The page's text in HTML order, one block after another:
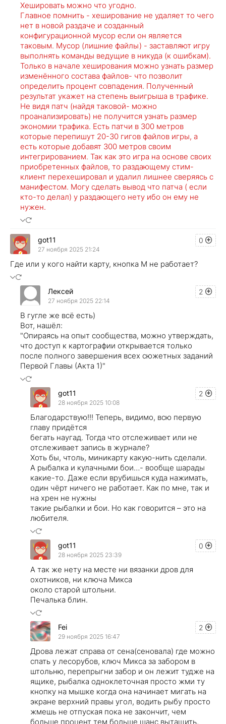
Хешировать можно что угодно.
Главное помнить - хеширование не удаляет то чего
нет в новой раздаче и созданный
конфигурационной мусор если он является
таковым. Мусор (лишние файлы) - заставляют игру
выполнять команды ведущие в никуда (к ошибкам).
Только в начале хеширования можно узнать размер
изменённого состава файлов- что позволит
определить процент совпадения. Полученный
результат укажет на степень выигрыша в трафике.
Не видя патч (найдя таковой- можно
проанализировать) не получится узнать размер
экономии трафика. Есть патчи в 300 метров
которые перепишут 20-30 гигов файлов игры, а
есть которые добавят 300 метров своим
интегрированием. Так как это игра на основе своих
приобретенных файлов, то раздающему стим-
клиент перехешировал и удалил лишнее сверяясь с
манифестом. Могу сделать вывод что патча ( если
кто-то делал) у раздающего нету ибо он ему не
нужен.
0
got11
27 ноября 2025 21:24
Где или у кого найти карту, кнопка М не работает?
2
Лексей
27 ноября 2025 22:14
В гугле же всё есть)
Вот, нашёл:
"Опираясь на опыт сообщества, можно утверждать,
что доступ к картографии открывается только
после полного завершения всех сюжетных заданий
Первой Главы (Акта 1)"
2
got11
28 ноября 2025 10:08
Благодарствую!!! Теперь, видимо, всю первую
главу придётся
бегать наугад. Тогда что отслеживает или не
отслеживает запись в журнале?
Хоть бы, чтоль, миникарту какую-нить сделали.
А рыбалка и кулачными бои…- вообще шарады
какие-то. Даже если врубишься куда нажимать,
один чёрт ничего не работает. Как по мне, так и
на хрен не нужны
такие рыбалки и бои. Но как говорится – это на
любителя.
0
got11
28 ноября 2025 23:39
А так же нету на месте ни вязанки дров для
охотников, ни ключа Микса
около старой штольни.
Печалька блин.
2
Fei
29 ноября 2025 16:47
Дрова лежат справа от сена(сеновала) где можно
спать у лесорубов, ключ Микса за забором в
штольню, перепрыгни забор и он лежит тудже на
ящике, рыбалка одноклеточная просто жми ту
кнопку на мышке когда она начинает мигать на
экране верхний правы угол, водить рыбу просто
жмешь не отпуская пока не закончит, чем
больше процент тем больше шанс вытащить,